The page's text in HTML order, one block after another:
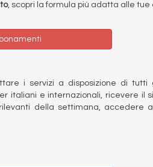
, scopri la formula più adatta alle tue
i servizi a disposizione di tutti
italiani e internazionali, ricevere il
della settimana, accedere